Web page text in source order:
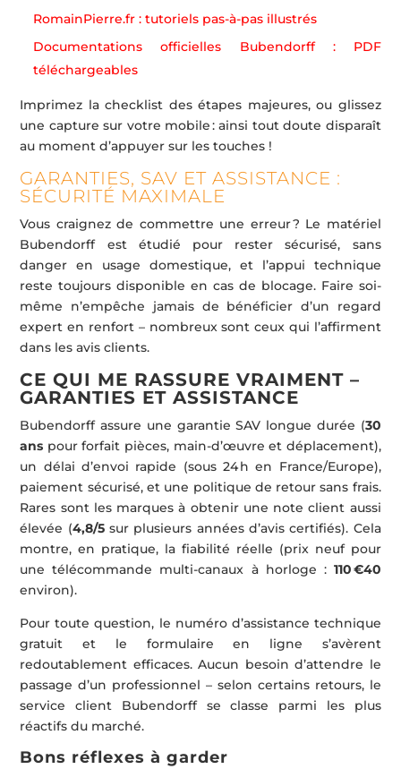
RomainPierre.fr : tutoriels pas-à-pas illustrés
Documentations officielles Bubendorff : PDF
téléchargeables
Imprimez la checklist des étapes majeures, ou glissez
une capture sur votre mobile : ainsi tout doute disparaît
au moment d’appuyer sur les touches !
GARANTIES, SAV ET ASSISTANCE :
SÉCURITÉ MAXIMALE
Vous craignez de commettre une erreur ? Le matériel
Bubendorff est étudié pour rester sécurisé, sans
danger en usage domestique, et l’appui technique
reste toujours disponible en cas de blocage. Faire soi-
même n’empêche jamais de bénéficier d’un regard
expert en renfort – nombreux sont ceux qui l’affirment
dans les avis clients.
CE QUI ME RASSURE VRAIMENT –
GARANTIES ET ASSISTANCE
Bubendorff assure une garantie SAV longue durée (30
ans pour forfait pièces, main-d’œuvre et déplacement),
un délai d’envoi rapide (sous 24 h en France/Europe),
paiement sécurisé, et une politique de retour sans frais.
Rares sont les marques à obtenir une note client aussi
élevée (4,8/5sur plusieurs années d’avis certifiés). Cela
montre, en pratique, la fiabilité réelle (prix neuf pour
une télécommande multi-canaux à horloge : 110 €40
environ).
Pour toute question, le numéro d’assistance technique
gratuit et le formulaire en ligne s’avèrent
redoutablement efficaces. Aucun besoin d’attendre le
passage d’un professionnel – selon certains retours, le
service client Bubendorff se classe parmi les plus
réactifs du marché.
Bons réflexes à garder